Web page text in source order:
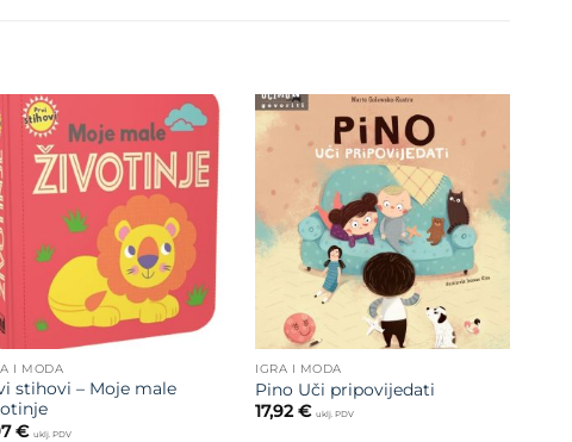
Dodajte
na listu
želja
I MODA
stihovi – Moje male
€ uklj. PDV
Dodajte
na listu
želja
IGRA I MODA
Pino Uči pripovijedati
17,92€ uklj. PDV